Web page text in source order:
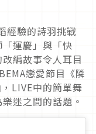
經驗的詩羽挑戰
運慶」與「快
編故事令人耳目
戀愛節目《隣
LIVE中的簡單舞
迷之間的話題。